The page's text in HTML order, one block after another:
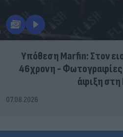
Υπόθεση Marfin: Στον
46χρονη - Φωτογραφίες
άφιξη στη
07.08.2026